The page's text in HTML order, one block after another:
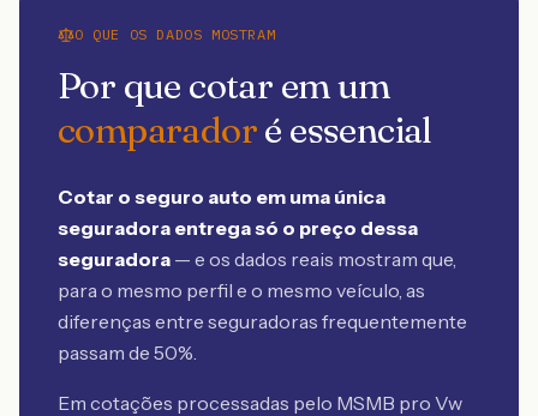
O QUE OS DADOS MOSTRAM
Por que cotar em um
comparadoré essencial
Cotar o seguro auto em uma única
seguradora entrega só o preço dessa
seguradora — e os dados reais mostram que,
para o mesmo perfil e o mesmo veículo, as
diferenças entre seguradoras frequentemente
passam de 50%.
Em cotações processadas pelo MSMB pro Vw